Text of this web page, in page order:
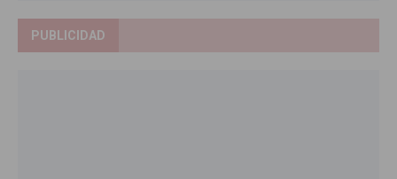
PUBLICIDAD